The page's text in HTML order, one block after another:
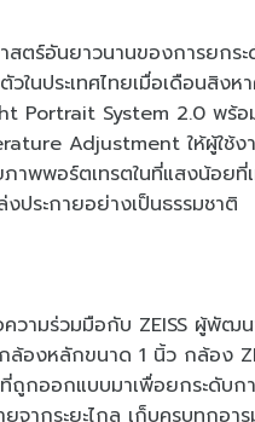
ตร์อันยาวนานของการยกร
นประเทศไทยเมื่อเดือนสิง
Portrait System 2.0 พร้อ
Adjustment ให้ผู้ใช้ง
พพอร์ตเทรตในที่แสงน้อยที่
ประกายอย่างเป็นธรรมชาติ
ามร่วมมือกับ ZEISS ผู้พัฒน
ล้องหลักขนาด 1 นิ้ว กล้อง
กออกแบบมาเพื่อยกระดับก
จากระยะไกล เก็บครบทุกอ